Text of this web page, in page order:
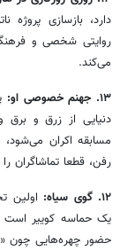
دارد، بازسازی
روایتی شخصی و
می‌کند.
۱۳. جهنم خصوصی او:
دنیایی از زرق و
مسابقه اکران
رفن، قطعا تماشاگران
۱۲. گوی سیاه:
اولین
حضور چهره‌هایی چون